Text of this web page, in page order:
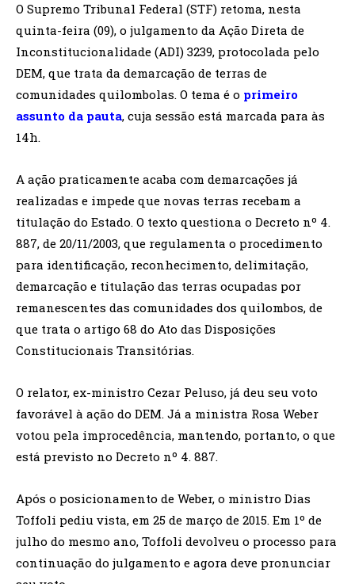
O Supremo Tribunal Federal (STF) retoma, nesta
quinta-feira (09), o julgamento da Ação Direta de
Inconstitucionalidade (ADI) 3239, protocolada pelo
DEM, que trata da demarcação de terras de
comunidades quilombolas. O tema é o primeiro
assunto da pauta, cuja sessão está marcada para às
14h.
A ação praticamente acaba com demarcações já
realizadas e impede que novas terras recebam a
titulação do Estado. O texto questiona o Decreto nº 4.
887, de 20/11/2003, que regulamenta o procedimento
para identificação, reconhecimento, delimitação,
demarcação e titulação das terras ocupadas por
remanescentes das comunidades dos quilombos, de
que trata o artigo 68 do Ato das Disposições
Constitucionais Transitórias.
O relator, ex-ministro Cezar Peluso, já deu seu voto
favorável à ação do DEM. Já a ministra Rosa Weber
votou pela improcedência, mantendo, portanto, o que
está previsto no Decreto nº 4. 887.
Após o posicionamento de Weber, o ministro Dias
Toffoli pediu vista, em 25 de março de 2015. Em 1º de
julho do mesmo ano, Toffoli devolveu o processo para
continuação do julgamento e agora deve pronunciar